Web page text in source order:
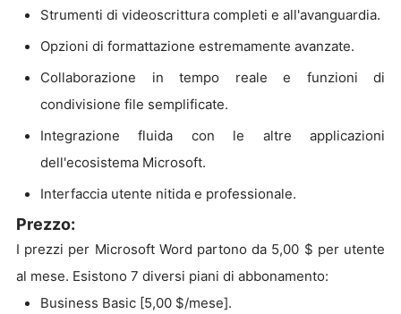
Strumenti di videoscrittura completi e all'avanguardia.
Opzioni di formattazione estremamente avanzate.
Collaborazione in tempo reale e funzioni di
condivisione file semplificate.
Integrazione fluida con le altre applicazioni
dell'ecosistema Microsoft.
Interfaccia utente nitida e professionale.
Prezzo:
I prezzi per Microsoft Word partono da 5,00 $ per utente
al mese. Esistono 7 diversi piani di abbonamento:
Business Basic [5,00 $/mese].